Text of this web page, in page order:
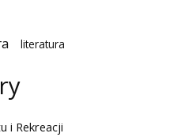
literatura
i Rekreacji